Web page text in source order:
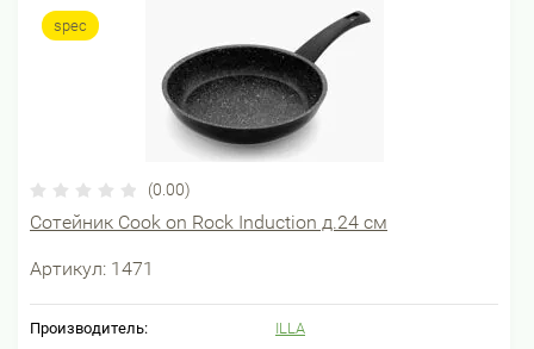
spec
(0.00)
Сотейник Cook on Rock Induction д.24 см
Артикул: 1471
Производитель: ILLA